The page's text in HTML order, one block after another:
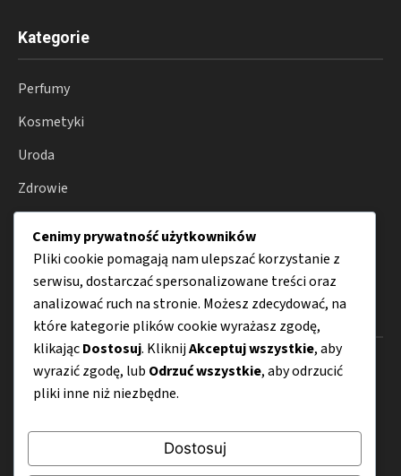
Kategorie
Perfumy
Kosmetyki
Uroda
Zdrowie
Porady
O nas
Kontakt
Mapa strony
Polityka prywatności
Cenimy prywatność użytkowników
Pliki cookie pomagają nam ulepszać korzystanie z
serwisu, dostarczać spersonalizowane treści oraz
analizować ruch na stronie. Możesz zdecydować, na
które kategorie plików cookie wyrażasz zgodę,
klikającDostosuj. KliknijAkceptuj wszystkie, aby
wyrazić zgodę, lub Odrzuć wszystkie, aby odrzucić
pliki inne niż niezbędne.
Dostosuj